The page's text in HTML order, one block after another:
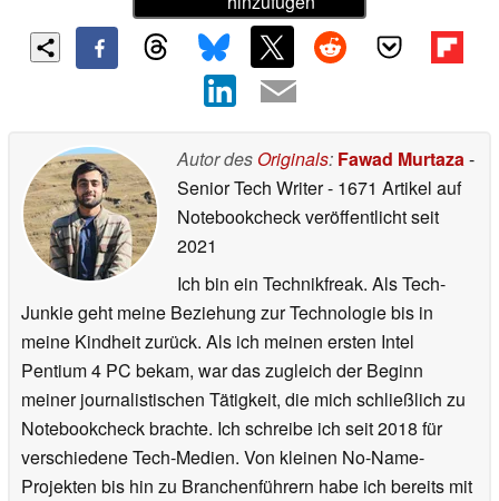
Autor des Originals: Fawad Murtaza-
Senior Tech Writer- 1671 Artikel auf
Notebookcheck veröffentlichtseit
2021
Ich bin ein Technikfreak. Als Tech-
Junkie geht meine Beziehung zur Technologie bis in
meine Kindheit zurück. Als ich meinen ersten Intel
Pentium 4 PC bekam, war das zugleich der Beginn
meiner journalistischen Tätigkeit, die mich schließlich zu
Notebookcheck brachte. Ich schreibe ich seit 2018 für
verschiedene Tech-Medien. Von kleinen No-Name-
Projekten bis hin zu Branchenführern habe ich bereits mit